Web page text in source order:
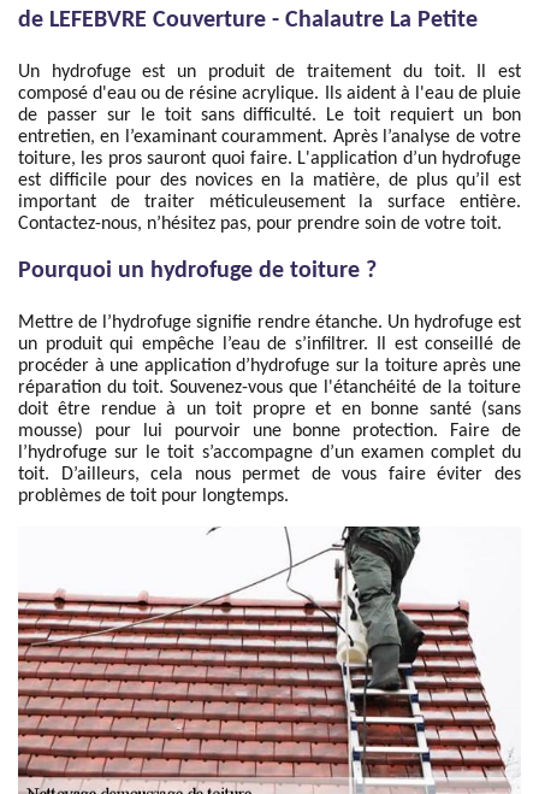
de LEFEBVRE Couverture - Chalautre La Petite
Un hydrofuge est un produit de traitement du toit. Il est
composé d'eau ou de résine acrylique. Ils aident à l'eau de pluie
de passer sur le toit sans difficulté. Le toit requiert un bon
entretien, en l’examinant couramment. Après l’analyse de votre
toiture, les pros sauront quoi faire. L'application d’un hydrofuge
est difficile pour des novices en la matière, de plus qu’il est
important de traiter méticuleusement la surface entière.
Contactez-nous, n’hésitez pas, pour prendre soin de votre toit.
Pourquoi un hydrofuge de toiture ?
Mettre de l’hydrofuge signifie rendre étanche. Un hydrofuge est
un produit qui empêche l’eau de s’infiltrer. Il est conseillé de
procéder à une application d’hydrofuge sur la toiture après une
réparation du toit. Souvenez-vous que l'étanchéité de la toiture
doit être rendue à un toit propre et en bonne santé (sans
mousse) pour lui pourvoir une bonne protection. Faire de
l’hydrofuge sur le toit s’accompagne d’un examen complet du
toit. D’ailleurs, cela nous permet de vous faire éviter des
problèmes de toit pour longtemps.